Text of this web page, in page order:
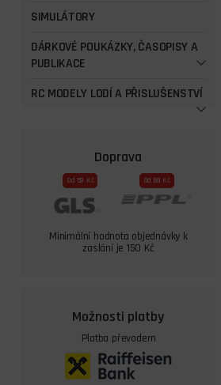
SIMULÁTORY
DÁRKOVÉ POUKÁZKY, ČASOPISY A
PUBLIKACE
RC MODELY LODÍ A PŘISLUŠENSTVÍ
Doprava
Od 59 Kč Od 69 Kč
Minimální hodnota objednávky k
zaslání je 150 Kč
Možnosti platby
Platba převodem